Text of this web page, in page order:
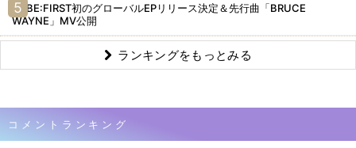
BE:FIRST初のグローバルEPリリース決定＆先行曲「BRUCE
WAYNE」MV公開
ランキングをもっとみる
コメントランキング